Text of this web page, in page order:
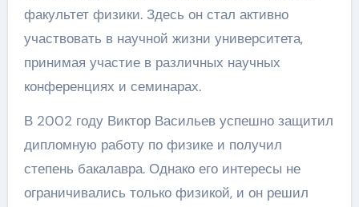
факультет физики. Здесь он стал активно
участвовать в научной жизни университета,
принимая участие в различных научных
конференциях и семинарах.
В 2002 году Виктор Васильев успешно защитил
дипломную работу по физике и получил
степень бакалавра. Однако его интересы не
ограничивались только физикой, и он решил